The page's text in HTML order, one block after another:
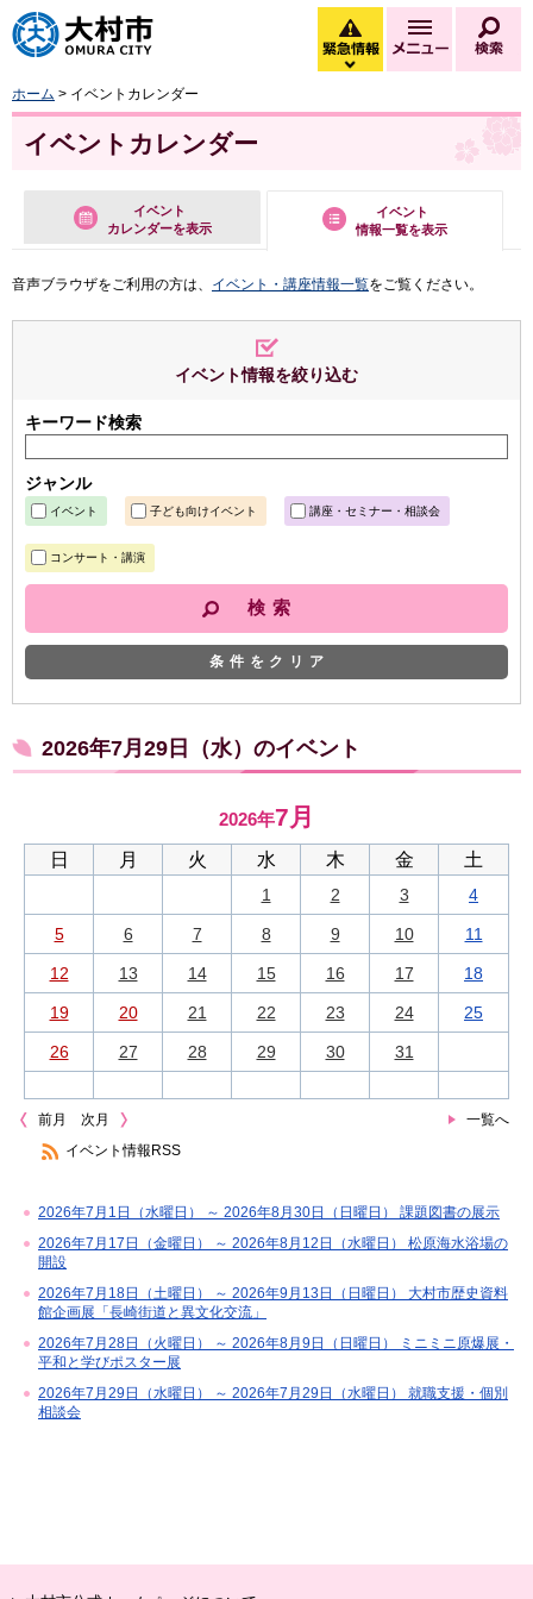
大村市
緊急情報
緊急情報を開く
メニュー
ホーム > イベントカレンダー
イベントカレンダー
イベント
カレンダーを表示
イベント
情報一覧を表示
音声ブラウザをご利用の方は、 イベント・講座情報一覧をご覧ください。
イベント情報を絞り込む
キーワード検索
ジャンル
イベント 子ども向けイベント 講座・セミナー・相談会
コンサート・講演
条件をクリア
2026年7月29日（水）のイベント
2026年7月
日 月 火 水 木 金 土
1 2 3 4
5 6 7 8 9 10 11
12 13 14 15 16 17 18
19 20 21 22 23 24 25
26 27 28 29 30 31
前月 一覧へ
次月
イベント情報RSS
2026年7月1日（水曜日） ～ 2026年8月30日（日曜日） 課題図書の展示
2026年7月17日（金曜日） ～ 2026年8月12日（水曜日） 松原海水浴場の
開設
2026年7月18日（土曜日） ～ 2026年9月13日（日曜日） 大村市歴史資料
館企画展「長崎街道と異文化交流」
2026年7月28日（火曜日） ～ 2026年8月9日（日曜日） ミニミニ原爆展・
平和と学びポスター展
2026年7月29日（水曜日） ～ 2026年7月29日（水曜日） 就職支援・個別
相談会